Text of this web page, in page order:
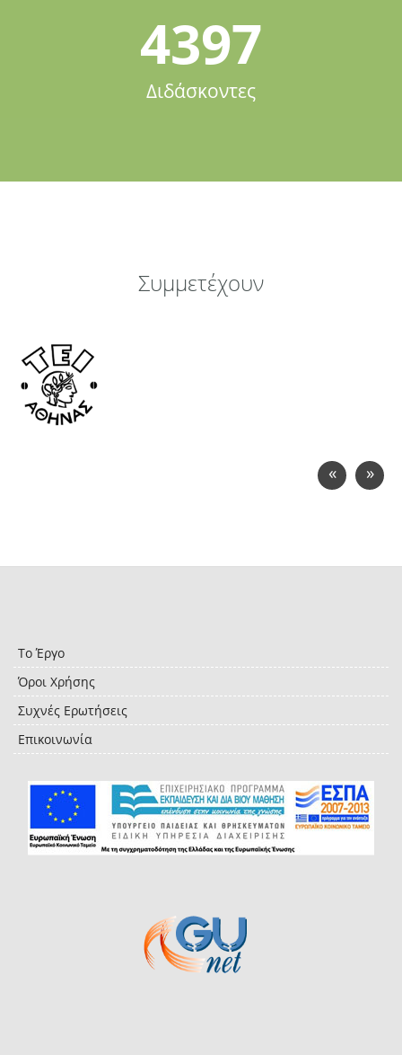
4397
Διδάσκοντες
Συμμετέχουν
« »
Το Έργο
Όροι Χρήσης
Συχνές Ερωτήσεις
Επικοινωνία